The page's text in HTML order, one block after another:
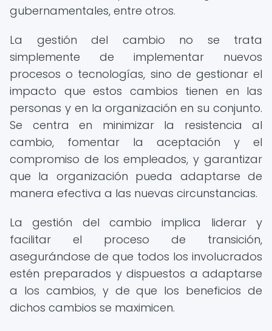
gubernamentales, entre otros.
La gestión del cambio no se trata
simplemente de implementar nuevos
procesos o tecnologías, sino de gestionar el
impacto que estos cambios tienen en las
personas y en la organización en su conjunto.
Se centra en minimizar la resistencia al
cambio, fomentar la aceptación y el
compromiso de los empleados, y garantizar
que la organización pueda adaptarse de
manera efectiva a las nuevas circunstancias.
La gestión del cambio implica liderar y
facilitar el proceso de transición,
asegurándose de que todos los involucrados
estén preparados y dispuestos a adaptarse
a los cambios, y de que los beneficios de
dichos cambios se maximicen.